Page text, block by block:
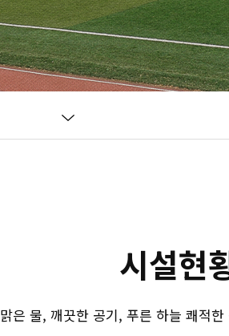
시설현
맑은 물, 깨끗한 공기, 푸른 하늘 쾌적